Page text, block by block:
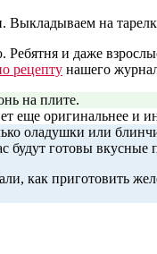
на
и даже
рецепту нашего
на плите.
еще оригинальнее и
оладушки или
будут готовы
как приготовить